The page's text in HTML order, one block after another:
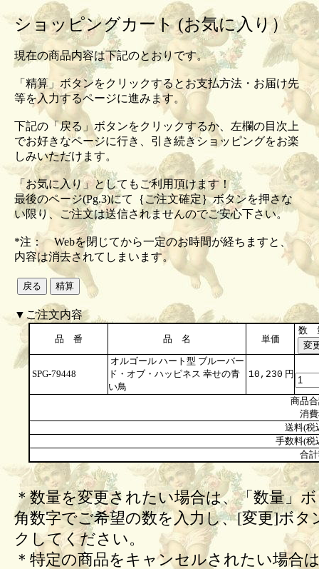
ショッピングカート (お気に入り）
現在の商品内容は下記のとおりです。
「精算」ボタンをクリックするとお支払方法・お届け先
等を入力するページに進みます。
下記の「戻る」ボタンをクリックするか、左欄の目次上
でお好きなページに行き、引き続きショッピングをお楽
しみいただけます。
「お気に入り」としてもご利用頂けます！
最後のページ(Pg.3)にて｛ご注文確定｝ボタンを押さな
い限り、ご注文は送信されませんのでご安心下さい。
*注： Webを閉じてから一定のお時間が経ちますと、
内容は消去されてしまいます。
▼ご注文内容
品 番 品 名 単価
数
SPG-79448
オルゴール ハート型 ブルーバー
ド・オブ・ハッピネス 幸せの青
い鳥
10,230 円
商品
消
送料(税
手数料(税
合
＊数量を変更されたい場合は、「数量」
角数字でご希望の数を入力し、[変更]ボタ
クしてください。
＊特定の商品をキャンセルされたい場合